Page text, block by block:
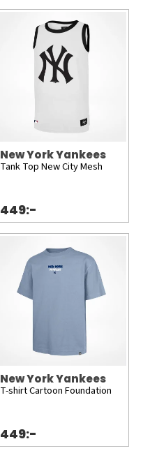
New York Yankees
Tank Top New City Mesh
449:-
New York Yankees
T-shirt Cartoon Foundation
449:-